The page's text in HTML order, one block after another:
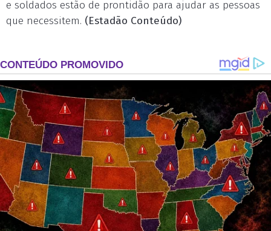
e soldados estão de prontidão para ajudar as pessoas
que necessitem. (Estadão Conteúdo)